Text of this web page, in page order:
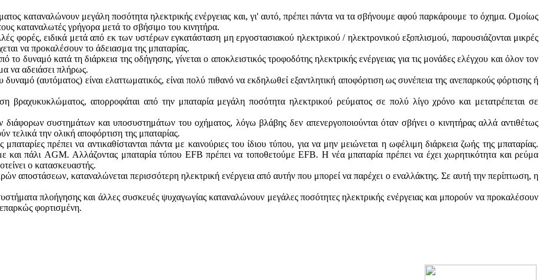
καταναλώνουν μεγάλη ποσότητα ηλεκτρικής ενέργειας και, γι' αυτό, πρέπει πάντα να τα σβήνουμε αφού παρκάρουμε το όχημα. Ομοίως
καταναλωτές γρήγορα μετά το σβήσιμο του κινητήρα.
φορές, ειδικά μετά από εκ των υστέρων εγκατάσταση μη εργοστασιακού ηλεκτρικού / ηλεκτρονικού εξοπλισμού, παρουσιάζονται μικρές
να προκαλέσουν το άδειασμα της μπαταρίας.
το δυναμό κατά τη διάρκεια της οδήγησης, γίνεται ο αποκλειστικός τροφοδότης ηλεκτρικής ενέργειας για τις μονάδες ελέγχου και όλον τον
να αδειάσει πλήρως.
δυναμό (αυτόματος) είναι ελαττωματικός, είναι πολύ πιθανό να εκδηλωθεί εξαντλητική αποφόρτιση ως συνέπεια της ανεπαρκούς φόρτισης ή
βραχυκυκλώματος, απορροφάται από την μπαταρία μεγάλη ποσότητα ηλεκτρικού ρεύματος σε πολύ λίγο χρόνο και μετατρέπεται σε
διάφορων συστημάτων και υποσυστημάτων του οχήματος, λόγω βλάβης δεν απενεργοποιούνται όταν σβήνει ο κινητήρας αλλά αντιθέτως
τελικά την ολική αποφόρτιση της μπαταρίας.
μπαταρίες πρέπει να αντικαθίστανται πάντα με καινούριες του ίδιου τύπου, για να μην μειώνεται η ωφέλιμη διάρκεια ζωής της μπαταρίας.
και πάλι AGM. Αλλάζοντας μπαταρία τύπου EFB πρέπει να τοποθετούμε EFB. Η νέα μπαταρία πρέπει να έχει χωρητικότητα και ρεύμα
ο κατασκευαστής.
αποστάσεων, καταναλώνεται περισσότερη ηλεκτρική ενέργεια από αυτήν που μπορεί να παρέχει ο εναλλάκτης. Σε αυτή την περίπτωση, η
πλοήγησης και άλλες συσκευές ψυχαγωγίας καταναλώνουν μεγάλες ποσότητες ηλεκτρικής ενέργειας και μπορούν να προκαλέσουν
φορτισμένη.